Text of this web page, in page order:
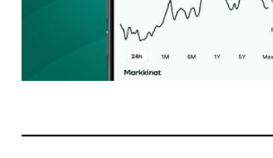
Nimesi tai nimimerkkisi
Sähköpostiosoitteesi
Tilaa SalkunRakentajan uutiskirje